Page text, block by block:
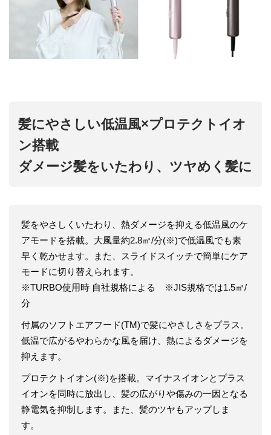
髪にやさしい低温風×プロテクトイオ
ン搭載
ダメージ髪をいたわり、ツヤめく髪に
髪をやさしくいたわり、熱ダメージを抑える低温風のケ
アモードを搭載。大風量約2.8㎥/分(※)で低温風でも素
早く乾かせます。また、スライドスイッチで簡単にケア
モードに切り替えられます。
※TURBO使用時 自社規格による ※JIS規格では1.5㎥/
分
付属のソフトエアフード(TM)で髪にやさしさをプラス。
低温で広がるやわらかな風を届け、熱によるダメージを
抑えます。
プロテクトイオン(※)を搭載。マイナスイオンとプラス
イオンを同時に放出し、髪の広がりや傷みの一因となる
静電気を抑制します。また、髪のツヤもアップしま
す。